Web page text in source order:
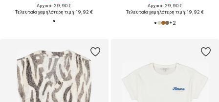
Αρχικά: 29,90 €
Τελευταία χαμηλότερη τιμή:19,92 €
Αρχικά: 29,90 €
Τελευταία χαμηλότερη τιμή:19,92 €
+2